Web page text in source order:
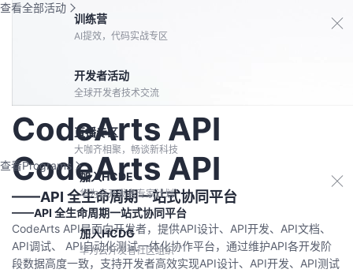
查看全部活动
训练营
AI提效，代码实战专区
开发者活动
全球开发者技术交流
直播专区
大咖齐相聚，畅谈新科技
查看Programs
加入HCDE
华为云开发者专家计划
加入HCDG
华为云开发者社区组织
CodeArts API
CodeArts API
——API 全生命周期一站式协同平台
——API 全生命周期一站式协同平台
CodeArts API是面向开发者，提供API设计、API开发、API文档、
API调试、 API自动化测试一体化协作平台，通过维护API各开发阶
段数据高度一致，支持开发者高效实现API设计、API开发、API测试